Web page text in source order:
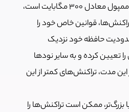
به طور پیش‌فرض اندازه هر ممپول معادل 300 مگابایت است،
قوانین خاص خود را
حافظه خود نزدیک
تعیین کرده و به سایر نودها
مدت، تراکنش‌های کمتر از این
ممکن است تراکنش‌ها را